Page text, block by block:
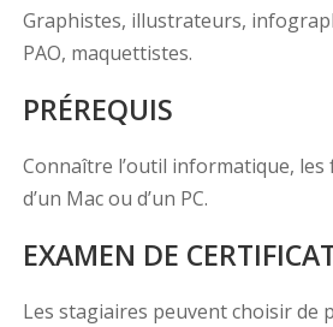
Graphistes, illustrateurs,
PAO, maquettistes.
PRÉREQUIS
Connaître l’outil informatique, les
d’un Mac ou d’un PC.
EXAMEN DE
Les stagiaires peuvent choisir de